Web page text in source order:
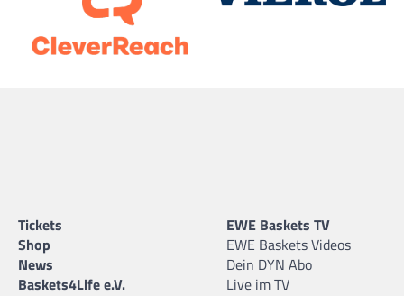
Tickets
Shop
News
Baskets4Life e.V.
EWE Baskets TV
EWE Baskets Videos
Dein DYN Abo
Live im TV